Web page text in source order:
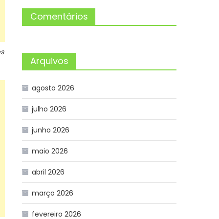
Comentários
Arquivos
agosto 2026
julho 2026
junho 2026
maio 2026
abril 2026
março 2026
fevereiro 2026